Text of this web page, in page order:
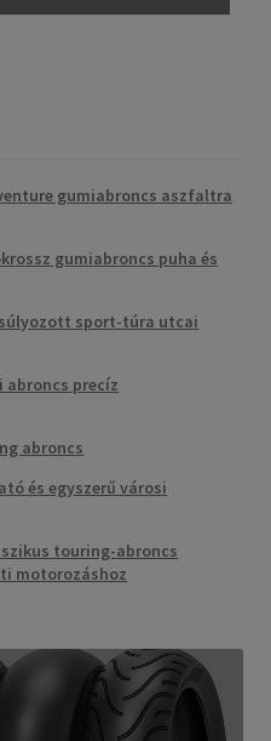
gumiabroncs aszfaltra
gumiabroncs puha és
sport-túra utcai
abroncs precíz
abroncs
és egyszerű városi
touring-abroncs
motorozáshoz